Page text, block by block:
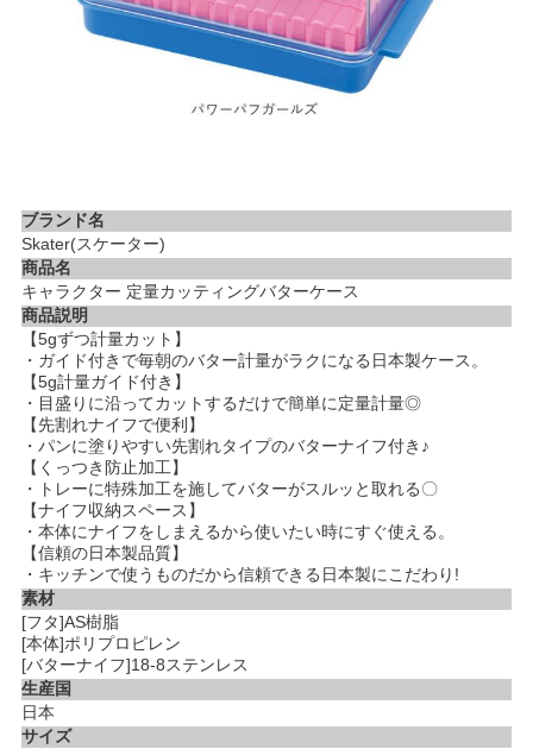
ブランド名
Skater(スケーター)
商品名
キャラクター 定量カッティングバターケース
商品説明
【5gずつ計量カット】
・ガイド付きで毎朝のバター計量がラクになる日本製ケース。
【5g計量ガイド付き】
・目盛りに沿ってカットするだけで簡単に定量計量◎
【先割れナイフで便利】
・パンに塗りやすい先割れタイプのバターナイフ付き♪
【くっつき防止加工】
・トレーに特殊加工を施してバターがスルッと取れる〇
【ナイフ収納スペース】
・本体にナイフをしまえるから使いたい時にすぐ使える。
【信頼の日本製品質】
・キッチンで使うものだから信頼できる日本製にこだわり!
素材
[フタ]AS樹脂
[本体]ポリプロピレン
[バターナイフ]18-8ステンレス
生産国
日本
サイズ